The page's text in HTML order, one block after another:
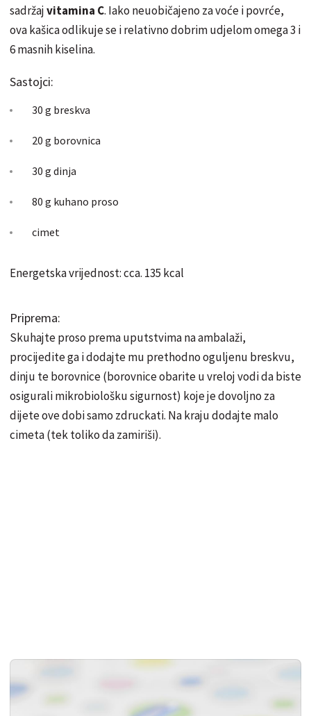
sadržajvitamina C. Iako neuobičajeno za voće i povrće,
ova kašica odlikuje se i relativno dobrim udjelom omega 3 i
6 masnih kiselina.
Sastojci:
30 g breskva
20 g borovnica
30 g dinja
80 g kuhano proso
cimet
Energetska vrijednost: cca. 135 kcal
Priprema:
Skuhajte proso prema uputstvima na ambalaži,
procijedite ga i dodajte mu prethodno oguljenu breskvu,
dinju te borovnice (borovnice obarite u vreloj vodi da biste
osigurali mikrobiološku sigurnost) koje je dovoljno za
dijete ove dobi samo zdruckati. Na kraju dodajte malo
cimeta (tek toliko da zamiriši).